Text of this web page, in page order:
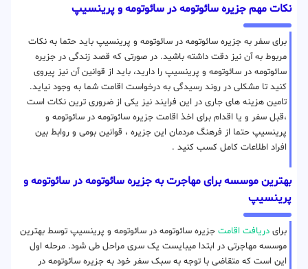
نکات مهم جزیره سائوتومه در سائوتومه و پرینسیپ
برای سفر به جزیره سائوتومه در سائوتومه و پرینسیپ باید حتما به نکات
مربوط به آن نیز دقت داشته باشید. در صورتی که قصد زندگی در جزیره
سائوتومه در سائوتومه و پرینسیپ را دارید، باید از قوانین آن نیز پیروی
کنید تا مشکلی در روند رسیدگی به درخواست اقامت شما به وجود نیاید.
تامین هزینه های جاری در این فرایند نیز یکی از ضروری ترین نکات است
،قبل سفر و یا اقدام برای اخذ اقامت جزیره سائوتومه در سائوتومه و
پرینسیپ حتما از فرهنگ مردمان این جزیره ، قوانین بومی و روابط بین
افراد اطلاعات کامل کسب کنید .
بهترین موسسه برای مهاجرت به جزیره سائوتومه در سائوتومه و
پرینسیپ
برای دریافت اقامت جزیره سائوتومه در سائوتومه و پرینسیپ توسط بهترین
موسسه مهاجرتی در ابتدا میبایست یک سری مراحل طی شود. مرحله اول
این است که متقاضی با توجه به سبک سفر خود به جزیره سائوتومه در